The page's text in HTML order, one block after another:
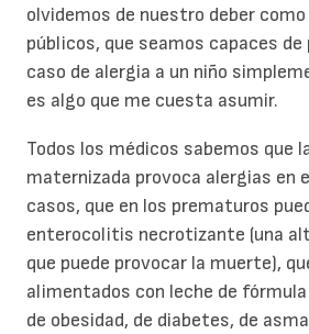
olvidemos de nuestro deber
públicos, que seamos capaces de
caso de alergia a un niño
es algo que me cuesta asumir.
Todos los médicos sabemos que
maternizada provoca alergias en
casos, que en los prematuros
enterocolitis necrotizante (una
que puede provocar la muerte),
alimentados con leche de
de obesidad, de diabetes, de